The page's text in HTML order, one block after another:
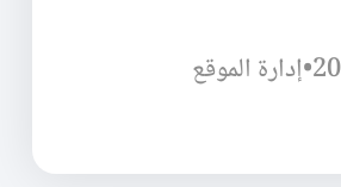
•إدارة الموقع